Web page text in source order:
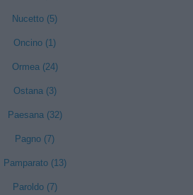
Nucetto (5)
Oncino (1)
Ormea (24)
Ostana (3)
Paesana (32)
Pagno (7)
Pamparato (13)
Paroldo (7)